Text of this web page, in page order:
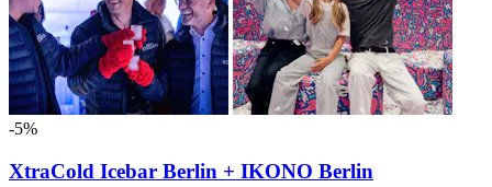
-5%
XtraCold Icebar Berlin + IKONO Berlin